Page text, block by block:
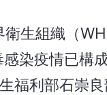
衛生組織（
染疫情已構
福利部石崇